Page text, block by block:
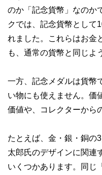
のか「記念貨幣」なのか
クでは、記念貨幣として
れました。これらはお金
も、通常の貨幣と同じよ
一方、記念メダルは貨幣
い物にも使えません。価
価値や、コレクターから
たとえば、金・銀・銅の
太郎氏のデザインに関連
いくつかあります。同じ